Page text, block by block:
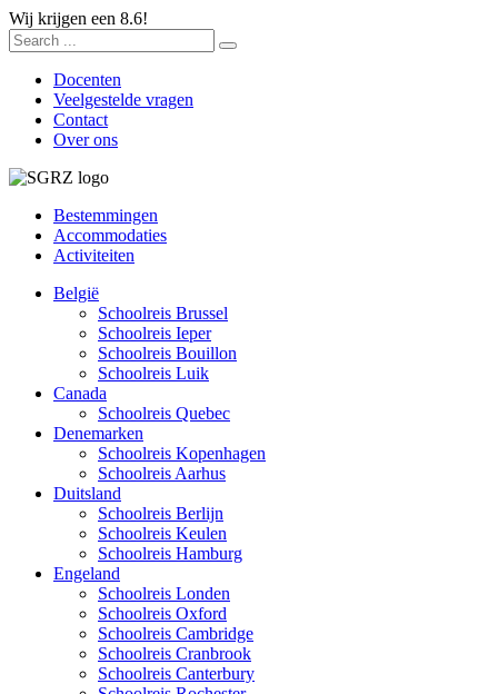
Wij krijgen een 8.6!
Docenten
Veelgestelde vragen
Contact
Over ons
Bestemmingen
Accommodaties
Activiteiten
België
Schoolreis Brussel
Schoolreis Ieper
Schoolreis Bouillon
Schoolreis Luik
Canada
Schoolreis Quebec
Denemarken
Schoolreis Kopenhagen
Schoolreis Aarhus
Duitsland
Schoolreis Berlijn
Schoolreis Keulen
Schoolreis Hamburg
Engeland
Schoolreis Londen
Schoolreis Oxford
Schoolreis Cambridge
Schoolreis Cranbrook
Schoolreis Canterbury